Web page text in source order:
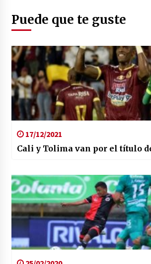
Puede que te guste
17/12/2021
Cali y Tolima van por el título